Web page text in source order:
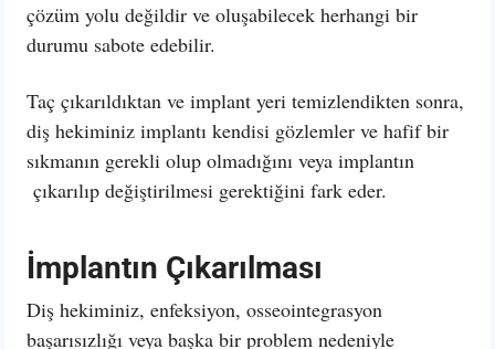
çözüm yolu değildir ve oluşabilecek herhangi bir
durumu sabote edebilir.
Taç çıkarıldıktan ve implant yeri temizlendikten sonra,
diş hekiminiz implantı kendisi gözlemler ve hafif bir
sıkmanın gerekli olup olmadığını veya implantın
çıkarılıp değiştirilmesi gerektiğini fark eder.
İmplantın Çıkarılması
Diş hekiminiz, enfeksiyon, osseointegrasyon
başarısızlığı veya başka bir problem nedeniyle